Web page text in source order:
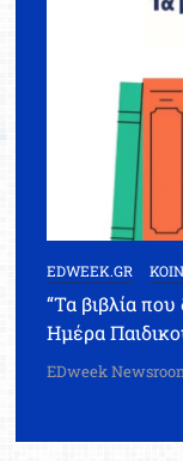
EDWEEK.GR
“Τα βιβλία
Ημέρα
EDweek